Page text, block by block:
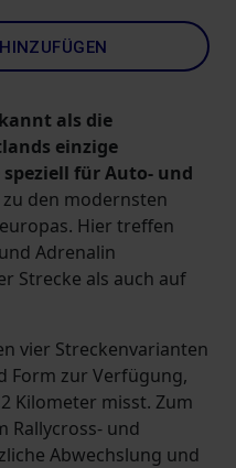
als die
einzige
speziell für Auto- und
den modernsten
Hier treffen
Adrenalin
Strecke als auch auf
vier Streckenvarianten
Form zur Verfügung,
Kilometer misst. Zum
Rallycross- und
Abwechslung und